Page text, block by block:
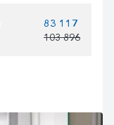
83 117
103 896